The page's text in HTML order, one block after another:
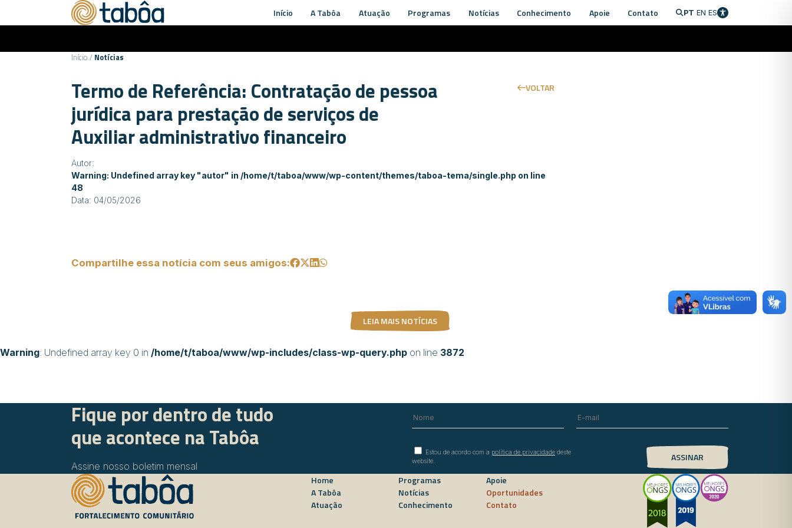
Início A Tabôa Atuação Programas Notícias Conhecimento Apoie Contato PT EN ES
Início / Notícias
Termo de Referência: Contratação de pessoa
jurídica para prestação de serviços de
Auxiliar administrativo financeiro
VOLTAR
Autor:
Warning: Undefined array key "autor" in /home/t/taboa/www/wp-content/themes/taboa-tema/single.php on line
48
Data: 04/05/2026
Compartilhe essa notícia com seus amigos:
LEIA MAIS NOTÍCIAS
Warning: Undefined array key 0 in /home/t/taboa/www/wp-includes/class-wp-query.php on line 3872
Fique por dentro de tudo
que acontece na Tabôa
Assine nosso boletim mensal
Estou de acordo com a política de privacidadedeste
website.
Home
A Tabôa
Atuação
Programas
Notícias
Conhecimento
Apoie
Oportunidades
Contato